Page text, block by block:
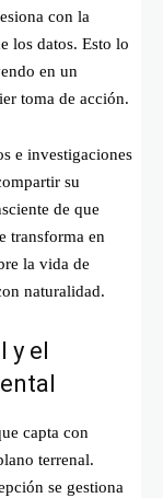
con la
los datos. Esto lo
en un
toma de acción.
e investigaciones
su
de que
transforma en
la vida de
naturalidad.
y el
capta con
terrenal.
se gestiona